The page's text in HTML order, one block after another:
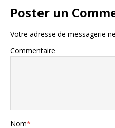
Poster un
Votre adresse de messagerie
Commentaire
Nom*